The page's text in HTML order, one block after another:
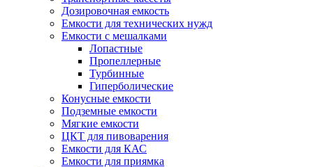
Дозировочная емкость
Емкости для технических нужд
Емкости с мешалками
Лопастные
Пропеллерные
Турбинные
Гиперболические
Конусные емкости
Подземные емкости
Мягкие емкости
ЦКТ для пивоварения
Емкости для КАС
Емкости для приямка